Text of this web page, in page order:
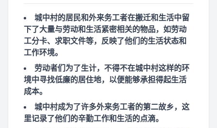
城中村的居民和外来务工者在搬迁和生活中留
下了大量与劳动和生活紧密相关的物品，如劳动
工分卡、求职文件等，反映了他们的生活状态和
工作环境。
劳动者们为了生计，不得不在城中村这样的环
境中寻找低廉的居住地，以便能够承担得起生活
成本。
城中村成为了许多外来务工者的第二故乡，这
里记录了他们的辛勤工作和生活的点滴。